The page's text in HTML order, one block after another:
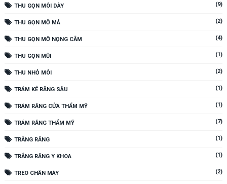
THU GỌN MÔI DÀY (9)
THU GỌN MỠ MÁ (2)
THU GỌN MỠ NỌNG CẰM (4)
THU GỌN MŨI (1)
THU NHỎ MÔI (2)
TRÁM KẺ RĂNG SÂU (1)
TRÁM RĂNG CỬA THẨM MỸ (1)
TRÁM RĂNG THẨM MỸ (7)
TRẮNG RĂNG (1)
TRẮNG RĂNG Y KHOA (1)
TREO CHÂN MÀY (2)